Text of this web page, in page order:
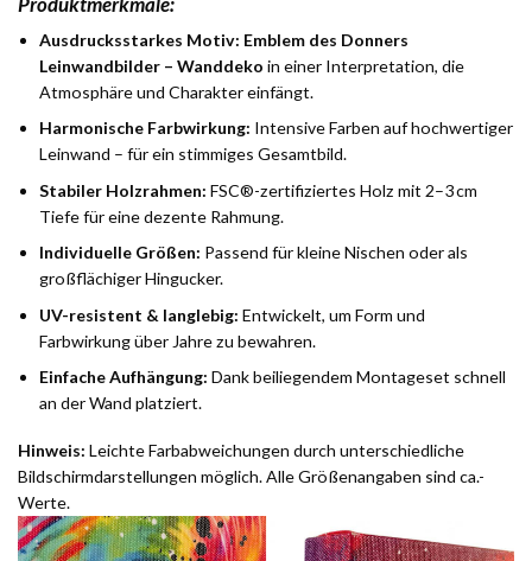
Ausdrucksstarkes Motiv: Emblem des Donners
Leinwandbilder – Wanddeko in einer Interpretation, die
Atmosphäre und Charakter einfängt.
Harmonische Farbwirkung: Intensive Farben auf hochwertiger
Leinwand – für ein stimmiges Gesamtbild.
Stabiler Holzrahmen: FSC®-zertifiziertes Holz mit 2–3 cm
Tiefe für eine dezente Rahmung.
Individuelle Größen: Passend für kleine Nischen oder als
großflächiger Hingucker.
UV-resistent & langlebig: Entwickelt, um Form und
Farbwirkung über Jahre zu bewahren.
Einfache Aufhängung: Dank beiliegendem Montageset schnell
an der Wand platziert.
Hinweis: Leichte Farbabweichungen durch unterschiedliche
Bildschirmdarstellungen möglich. Alle Größenangaben sind ca.-
Werte.